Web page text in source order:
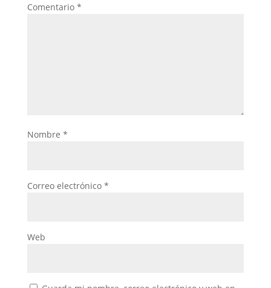
Comentario *
Nombre *
Correo electrónico *
Web